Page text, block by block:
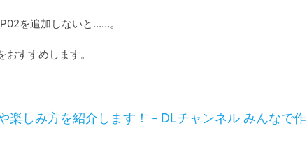
を追加しないと……。
すすめします。
楽しみ方を紹介します！ - DLチャンネル みんなで作